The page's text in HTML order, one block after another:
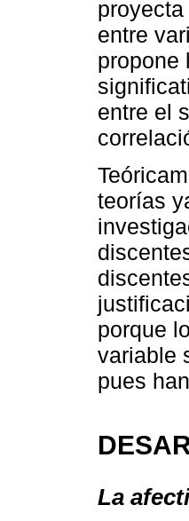
entre
propone
entre el
teorías
porque
variable
pues
La